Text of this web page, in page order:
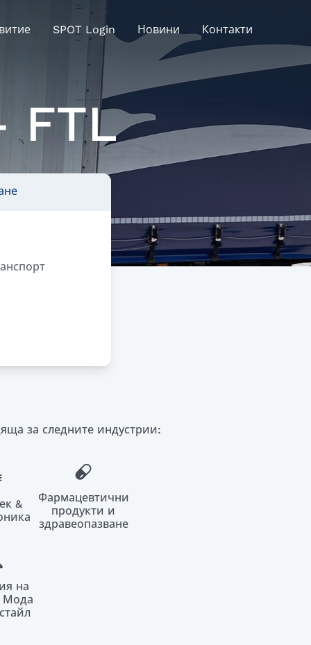
SPOT Login Новини Контакти
FTL
за следните индустрии:
&
Фармацевтични
продукти и
здравеопазване
на
Мода